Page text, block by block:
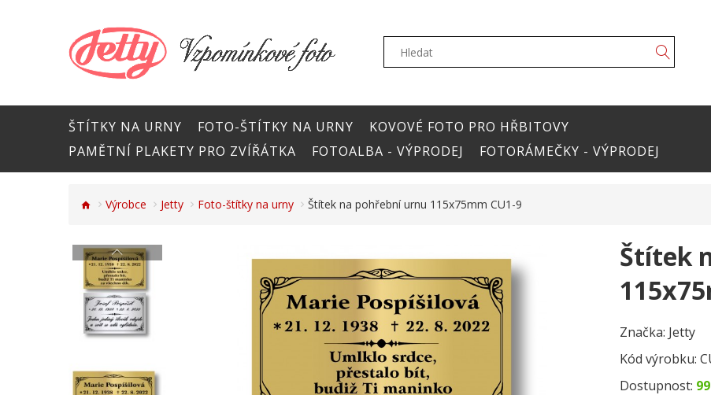
ŠTÍTKY NA URNY FOTO-ŠTÍTKY NA URNY
KOVOVÉ FOTO PRO HŘBITOVY
PAMĚTNÍ PLAKETY PRO ZVÍŘÁTKA
FOTOALBA - VÝPRODEJ FOTORÁMEČKY - VÝPRODEJ
Výrobce Jetty Foto-štítky na urny Štítek na pohřební urnu 115x75mm CU1-9
Štítek
Značka: Jetty
Kód výrobku:
Dostupnost: